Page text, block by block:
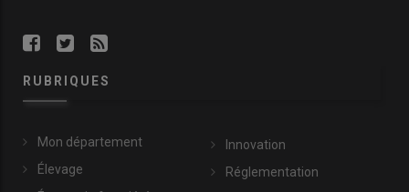
RUBRIQUES
Mon département
Élevage
Innovation
Réglementation